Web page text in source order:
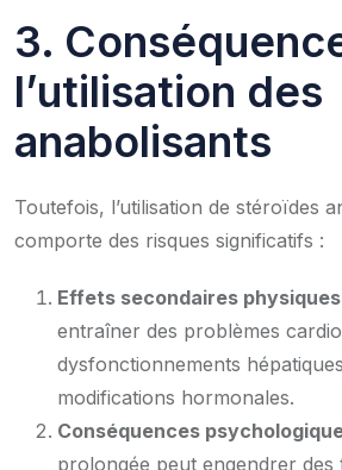
3.
l’utilisation des
anabolisants
Toutefois, l’utilisation de stéroïdes
comporte des risques significatifs :
Effets secondaires
entraîner des problèmes
dysfonctionnements
modifications hormonales.
Conséquences
prolongée peut engendrer des